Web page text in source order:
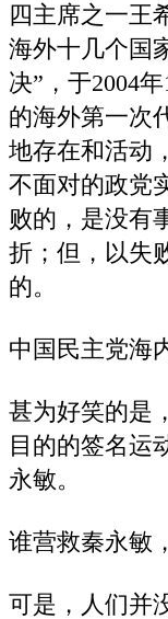
四主席之一王
海外十几个国
决”，于2004
的海外第一次
地存在和活动
不面对的政党
败的，是没有
折；但，以失
的。
中国民主党海
甚为好笑的是
目的的签名运
永敏。
谁营救秦永敏
可是，人们并